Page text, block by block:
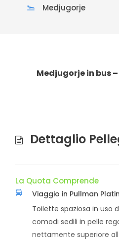
Medjugorje
Medjugorje in bus
Dettaglio
La Quota Comprende
Viaggio in Pullman
Toilette spaziosa in uso
comodi sedili in pelle
nettamente superiore